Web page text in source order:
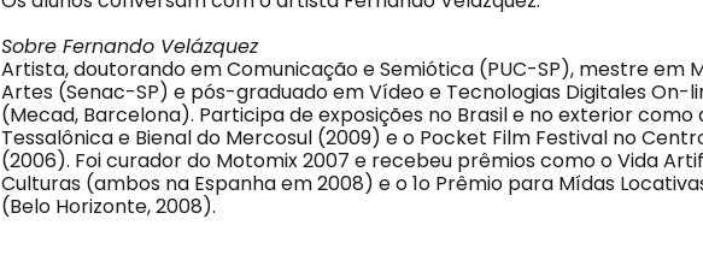
Sobre Fernando Velázquez
Artista, doutorando em Comunicação e Semiótica (PUC-SP), mestre em
Artes (Senac-SP) e pós-graduado em Vídeo e Tecnologias Digitales On-
(Mecad, Barcelona). Participa de exposições no Brasil e no exterior como
Tessalônica e Bienal do Mercosul (2009) e o Pocket Film Festival no
(2006). Foi curador do Motomix 2007 e recebeu prêmios como o Vida
Culturas (ambos na Espanha em 2008) e o 1o Prêmio para Mídas
(Belo Horizonte, 2008).